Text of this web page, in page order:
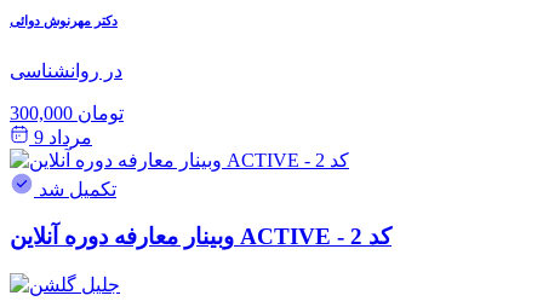
دکتر مهرنوش دوائی
در روانشناسی
300,000 تومان
مرداد 9
تکمیل شد
وبینار معارفه دوره آنلاین ACTIVE - کد 2